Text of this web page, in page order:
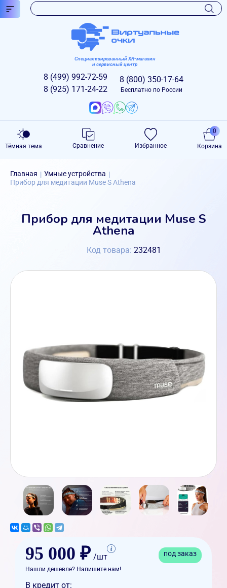
Специализированный XR-магазин
и сервисный центр
8 (499) 992-72-59
8 (925) 171-24-22
8 (800) 350-17-64
Бесплатно по России
Тёмная тема Сравнение Избранное Корзина
0
Главная | Умные устройства |
Прибор для медитации Muse S Athena
Прибор для медитации Muse S
Athena
Код товара: 232481
95 000 ₽ /шт под заказ
Нашли дешевле? Напишите нам!
В кредит от: